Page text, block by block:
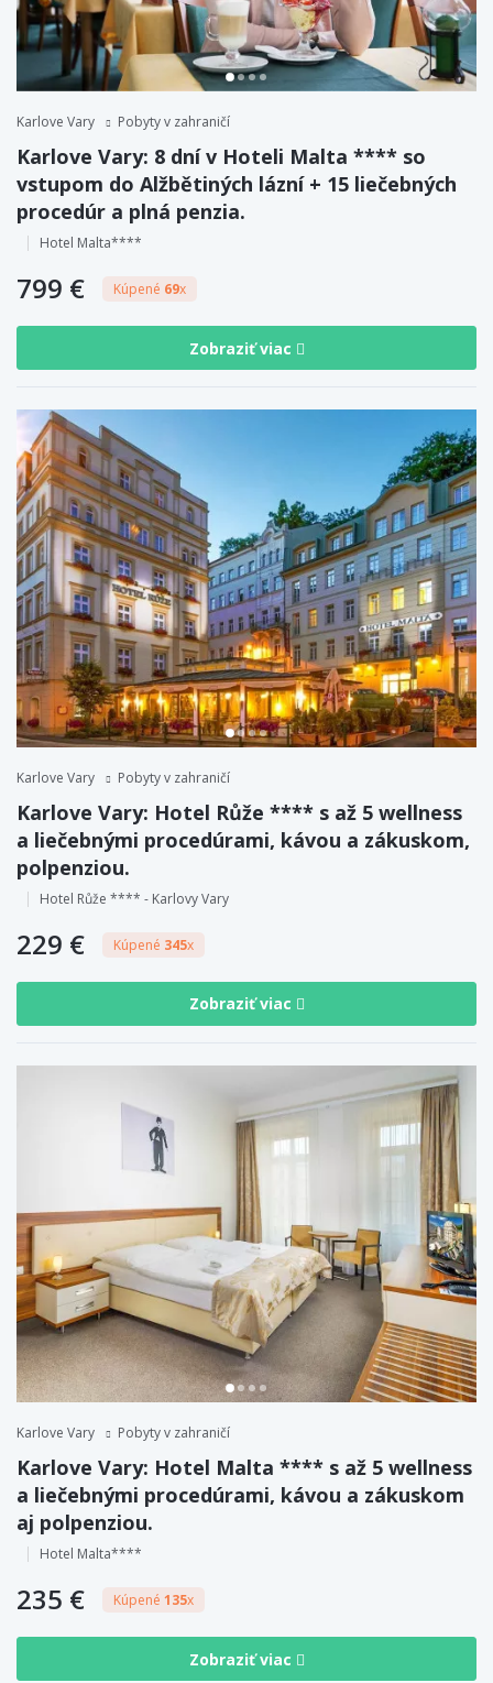
Karlove Vary Pobyty v zahraničí
Karlove Vary: 8 dní v Hoteli Malta **** so
vstupom do Alžbětiných lázní + 15 liečebných
procedúr a plná penzia.
Hotel Malta****
799 € Kúpené 69x
Zobraziť viac
Karlove Vary Pobyty v zahraničí
Karlove Vary: Hotel Růže **** s až 5 wellness
a liečebnými procedúrami, kávou a zákuskom,
polpenziou.
Hotel Růže **** - Karlovy Vary
229 € Kúpené 345x
Zobraziť viac
Karlove Vary Pobyty v zahraničí
Karlove Vary: Hotel Malta **** s až 5 wellness
a liečebnými procedúrami, kávou a zákuskom
aj polpenziou.
Hotel Malta****
235 € Kúpené 135x
Zobraziť viac